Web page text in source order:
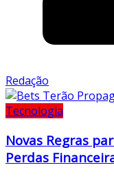
Redação
Tecnologia
Novas Regras
Perdas